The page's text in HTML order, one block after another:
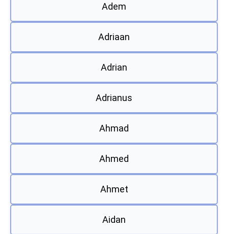
Adem
Adriaan
Adrian
Adrianus
Ahmad
Ahmed
Ahmet
Aidan